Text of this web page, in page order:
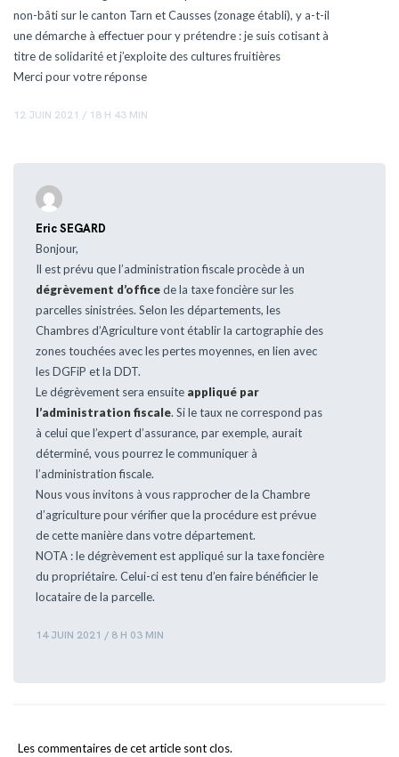
non-bâti sur le canton Tarn et Causses (zonage établi), y a-t-il
une démarche à effectuer pour y prétendre : je suis cotisant à
titre de solidarité et j’exploite des cultures fruitières
Merci pour votre réponse
12 JUIN 2021 / 18 H 43 MIN
Eric SEGARD
Bonjour,
Il est prévu que l’administration fiscale procède à un
dégrèvement d’officede la taxe foncière sur les
parcelles sinistrées. Selon les départements, les
Chambres d’Agriculture vont établir la cartographie des
zones touchées avec les pertes moyennes, en lien avec
les DGFiP et la DDT.
Le dégrèvement sera ensuite appliqué par
l’administration fiscale. Si le taux ne correspond pas
à celui que l’expert d’assurance, par exemple, aurait
déterminé, vous pourrez le communiquer à
l’administration fiscale.
Nous vous invitons à vous rapprocher de la Chambre
d’agriculture pour vérifier que la procédure est prévue
de cette manière dans votre département.
NOTA : le dégrèvement est appliqué sur la taxe foncière
du propriétaire. Celui-ci est tenu d’en faire bénéficier le
locataire de la parcelle.
14 JUIN 2021 / 8 H 03 MIN
Les commentaires de cet article sont clos.